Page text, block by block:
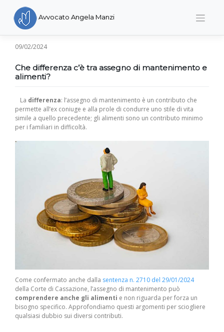
content
Avvocato Angela Manzi
09/02/2024
Che differenza c’è tra assegno di mantenimento e
alimenti?
La differenza: l’assegno di mantenimento è un contributo che
permette all’ex coniuge e alla prole di condurre uno stile di vita
simile a quello precedente; gli alimenti sono un contributo minimo
per i familiari in difficoltà.
Come confermato anche dalla sentenza n. 2710 del 29/01/2024
della Corte di Cassazione, l’assegno di mantenimento può
comprendere anche gli alimenti e non riguarda per forza un
bisogno specifico. Approfondiamo questi argomenti per sciogliere
qualsiasi dubbio sui diversi contributi.